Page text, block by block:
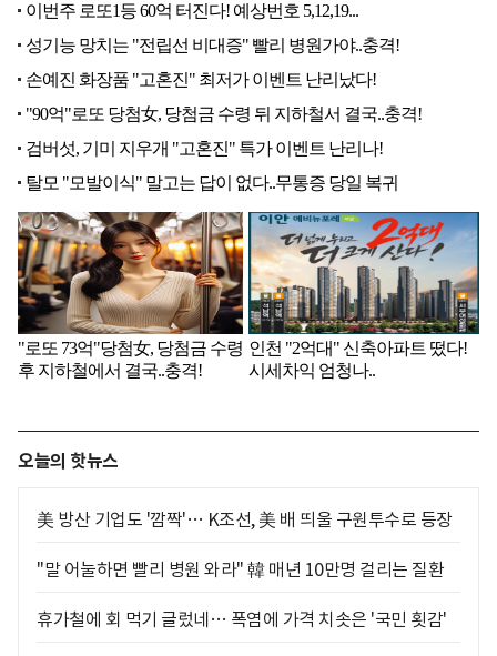
오늘의 핫뉴스
美 방산 기업도 '깜짝'… K조선, 美 배 띄울 구원투수로 등장
"말 어눌하면 빨리 병원 와라" 韓 매년 10만명 걸리는 질환
휴가철에 회 먹기 글렀네… 폭염에 가격 치솟은 '국민 횟감'